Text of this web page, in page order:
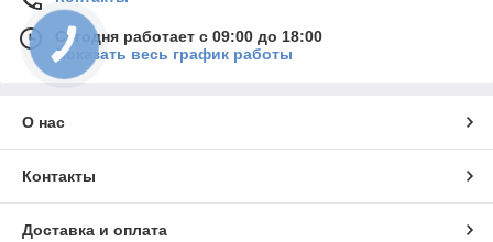
Сегодня работает с 09:00 до 18:00
Показать весь график работы
О нас
Контакты
Доставка и оплата
КНОПКА
СВЯЗИ